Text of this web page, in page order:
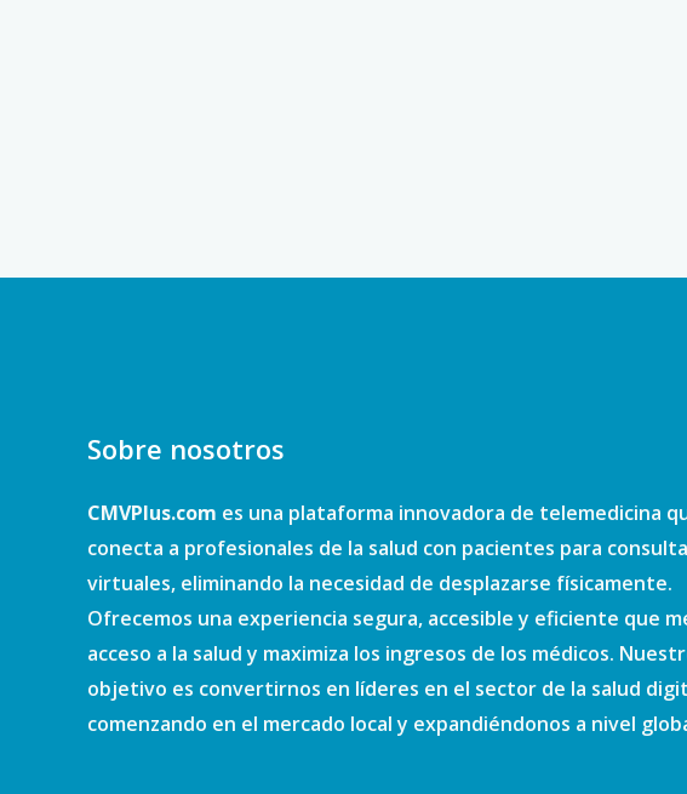
Sobre nosotros
CMVPlus.com es una plataforma innovadora de telemedicina
conecta a profesionales de la salud con pacientes para
virtuales, eliminando la necesidad de desplazarse físicamente.
Ofrecemos una experiencia segura, accesible y eficiente que
acceso a la salud y maximiza los ingresos de los médicos.
objetivo es convertirnos en líderes en el sector de la salud
comenzando en el mercado local y expandiéndonos a nivel